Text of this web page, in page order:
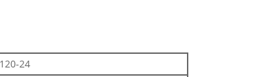
24